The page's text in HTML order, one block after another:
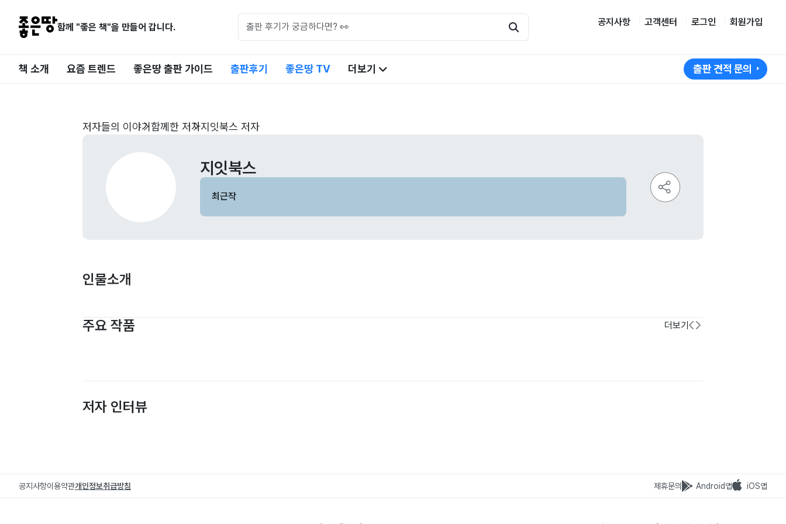
함께 "좋은 책"을 만들어 갑니다. 공지사항 고객센터 로그인 회원가입
책 소개 요즘 트렌드 좋은땅 출판 가이드 출판후기 좋은땅 TV 더보기 출판 견적 문의
저자들의 이야기 함께한 저자지잇북스 저자
지잇북스
최근작
인물소개
주요 작품 더보기
저자 인터뷰
공지사항이용약관개인정보취급방침 제휴문의 Android앱 iOS앱